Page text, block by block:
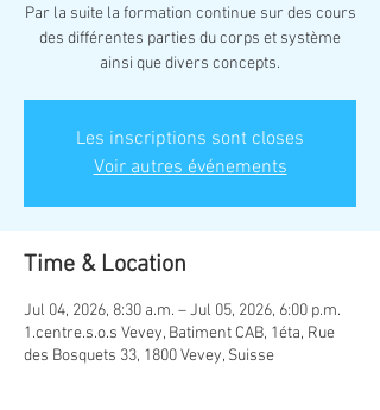
Par la suite la formation continue sur des cours
des différentes parties du corps et système
Les inscriptions sont closes
Voir autres événements
Time & Location
Jul 04, 2026, 8:30 a.m. – Jul 05, 2026, 6:00 p.m.
1.centre.s.o.s Vevey, Batiment CAB, 1éta, Rue
des Bosquets 33, 1800 Vevey, Suisse